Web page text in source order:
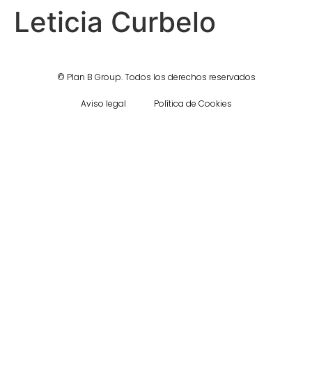
Leticia Curbelo
© Plan B Group.Todos los derechos reservados
Aviso legal Política de Cookies